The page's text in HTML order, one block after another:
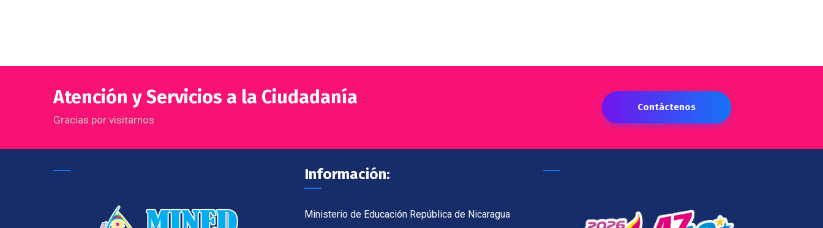
Atención y Servicios a la Ciudadanía
Gracias por visitarnos
Contáctenos
Información:
Ministerio de Educación República de Nicaragua